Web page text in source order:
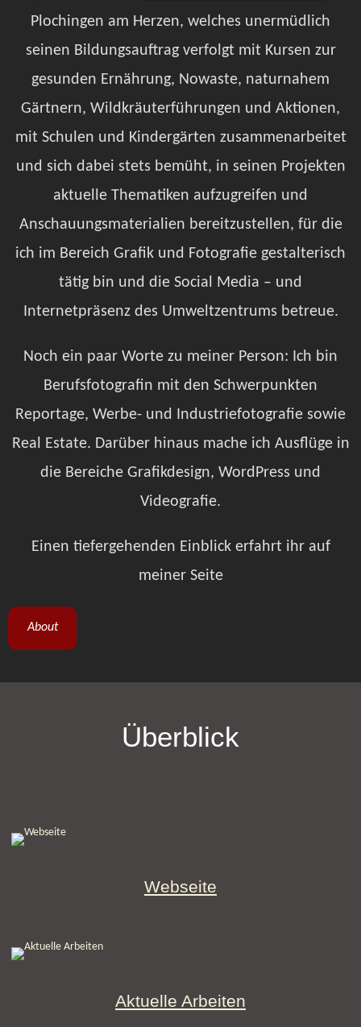
Plochingen am Herzen, welches unermüdlich
seinen Bildungsauftrag verfolgt mit Kursen zur
gesunden Ernährung, Nowaste, naturnahem
Gärtnern, Wildkräuterführungen und Aktionen,
mit Schulen und Kindergärten zusammenarbeitet
und sich dabei stets bemüht, in seinen Projekten
aktuelle Thematiken aufzugreifen und
Anschauungsmaterialien bereitzustellen, für die
ich im Bereich Grafik und Fotografie gestalterisch
tätig bin und die Social Media – und
Internetpräsenz des Umweltzentrums betreue.
Noch ein paar Worte zu meiner Person: Ich bin
Berufsfotografin mit den Schwerpunkten
Reportage, Werbe- und Industriefotografie sowie
Real Estate. Darüber hinaus mache ich Ausflüge in
die Bereiche Grafikdesign, WordPress und
Videografie.
Einen tiefergehenden Einblick erfahrt ihr auf
meiner Seite
About
Überblick
Webseite
Aktuelle Arbeiten